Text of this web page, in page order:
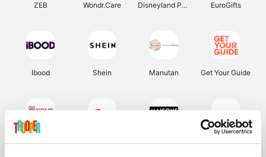
ZEB Wondr.Care Disneyland Paris EuroGifts
Ibood Shein Manutan Get Your Guide